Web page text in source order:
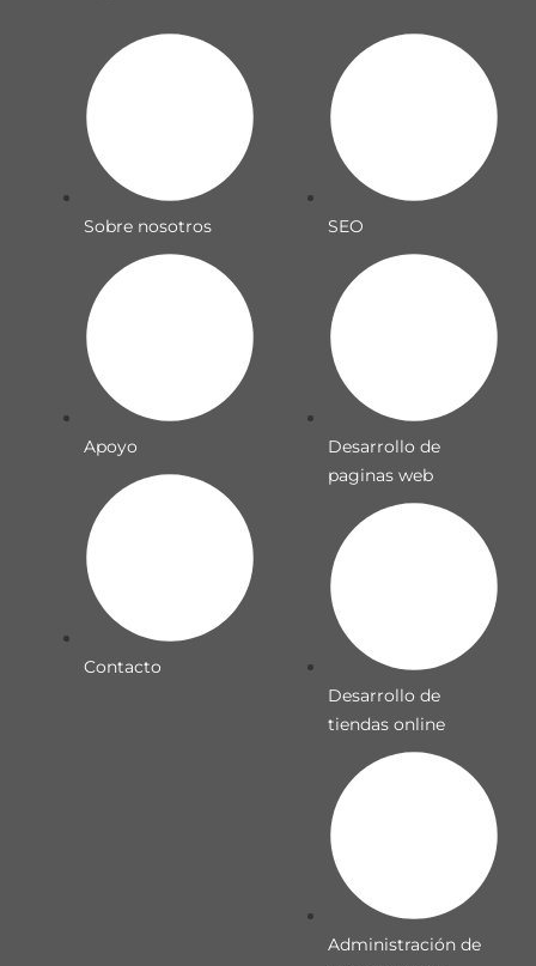
Sobre nosotros
Apoyo
Contacto
SEO
Desarrollo de
paginas web
Desarrollo de
tiendas online
Administración de